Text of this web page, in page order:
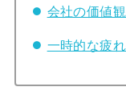
会社の価値
一時的な疲